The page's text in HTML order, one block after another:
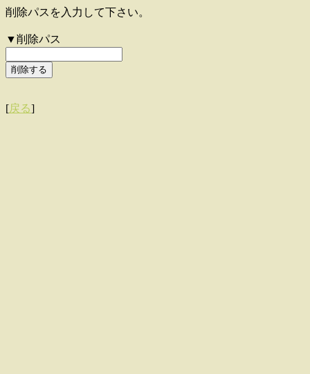
削除パスを入力して下さい。
▼削除パス
[戻る]